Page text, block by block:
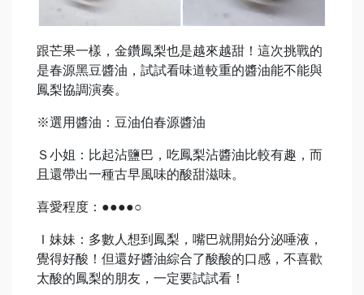
跟芒果一樣，金鑽鳳梨也是越來越甜！這次挑戰的
是春源黑豆醬油，試試看味道較重的醬油能不能與
鳳梨協調演奏。
※選用醬油：豆油伯春源醬油
Ｓ小姐：比起沾鹽巴，吃鳳梨沾醬油比較有趣，而
且還帶出一種古早風味的酸甜滋味。
喜愛程度：●●●●○
Ｉ妹妹：多數人想到鳳梨，嘴巴就開始分泌唾液，
覺得好酸！但還好醬油綜合了酸酸的口感，不喜歡
太酸的鳳梨的朋友，一定要試試看！